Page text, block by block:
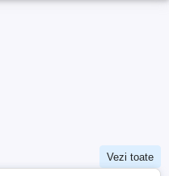
Vezi toate